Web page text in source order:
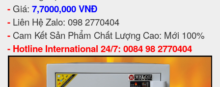
- Giá: 7,7000,000 VNĐ
- Liên Hệ Zalo: 098 2770404
- Cam Kết Sản Phẩm Chất Lượng Cao: Mới 100%
- Hotline International 24/7: 0084 98 2770404